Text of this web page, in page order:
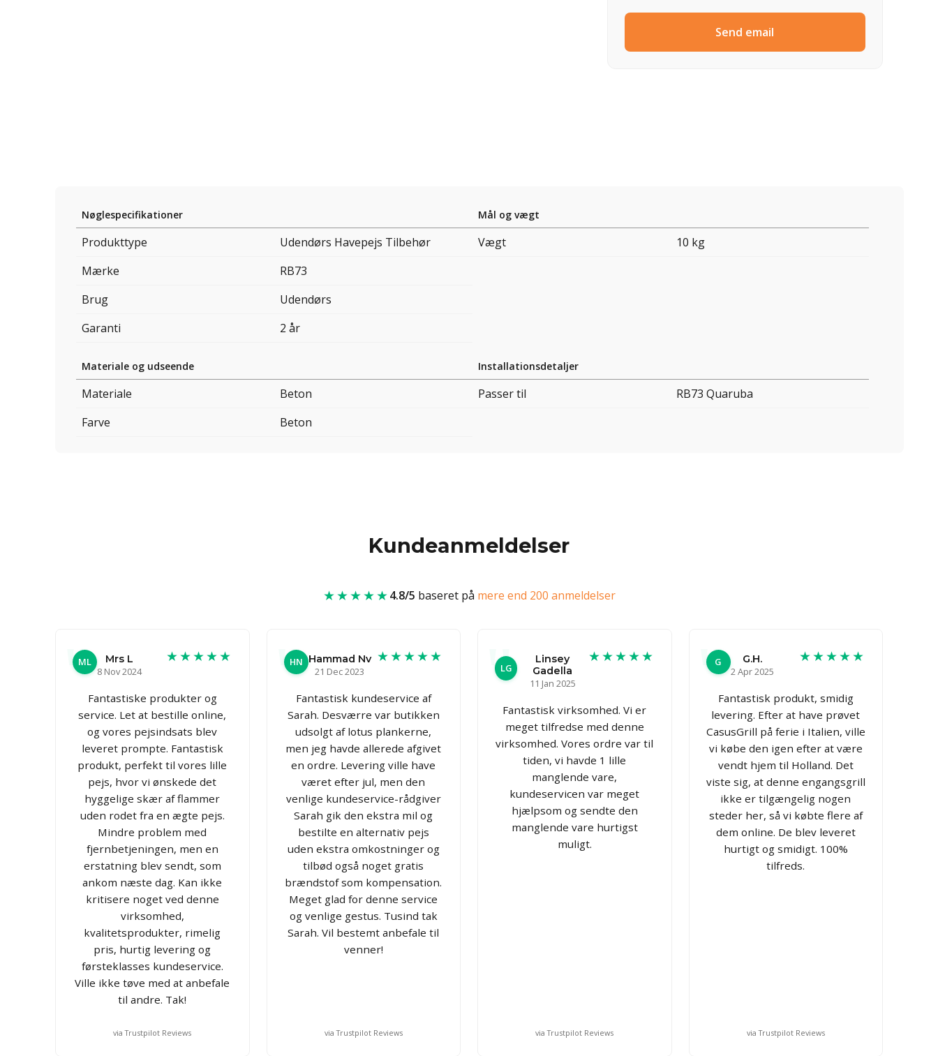
Send email
Nøglespecifikationer
Produkttype
Udendørs Havepejs Tilbehør
Mærke
RB73
Brug
Udendørs
Garanti
2 år
Mål og vægt
Vægt 10 kg
Materiale og udseende
Materiale
Beton
Farve
Beton
Installationsdetaljer
Passer til RB73 Quaruba
Kundeanmeldelser
★★★★★4.8/5 baseret på mere end 200 anmeldelser
ML
Mrs L
8 Nov 2024
★★★★★
Fantastiske produkter og
service. Let at bestille online,
og vores pejsindsats blev
leveret prompte. Fantastisk
produkt, perfekt til vores lille
pejs, hvor vi ønskede det
hyggelige skær af flammer
uden rodet fra en ægte pejs.
Mindre problem med
fjernbetjeningen, men en
erstatning blev sendt, som
ankom næste dag. Kan ikke
kritisere noget ved denne
virksomhed,
kvalitetsprodukter, rimelig
pris, hurtig levering og
førsteklasses kundeservice.
Ville ikke tøve med at anbefale
til andre. Tak!
via Trustpilot Reviews
HN Hammad Nv
21 Dec 2023
★★★★★
Fantastisk kundeservice af
Sarah. Desværre var butikken
udsolgt af lotus plankerne,
men jeg havde allerede afgivet
en ordre. Levering ville have
været efter jul, men den
venlige kundeservice-rådgiver
Sarah gik den ekstra mil og
bestilte en alternativ pejs
uden ekstra omkostninger og
tilbød også noget gratis
brændstof som kompensation.
Meget glad for denne service
og venlige gestus. Tusind tak
Sarah. Vil bestemt anbefale til
venner!
via Trustpilot Reviews
LG
Linsey
Gadella
11 Jan 2025
★★★★★
Fantastisk virksomhed. Vi er
meget tilfredse med denne
virksomhed. Vores ordre var til
tiden, vi havde 1 lille
manglende vare,
kundeservicen var meget
hjælpsom og sendte den
manglende vare hurtigst
muligt.
via Trustpilot Reviews
G
G.H.
2 Apr 2025
★★★★★
Fantastisk produkt, smidig
levering. Efter at have prøvet
CasusGrill på ferie i Italien, ville
vi købe den igen efter at være
vendt hjem til Holland. Det
viste sig, at denne engangsgrill
ikke er tilgængelig nogen
steder her, så vi købte flere af
dem online. De blev leveret
hurtigt og smidigt. 100%
tilfreds.
via Trustpilot Reviews